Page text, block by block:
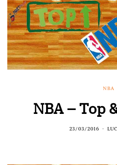
NBA
NBA – Top
23/03/2016